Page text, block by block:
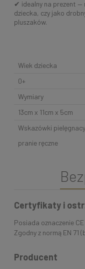
✔ idealny na prezent —
dziecka, czy jako
pluszaków.
Wiek dziecka
0+
Wymiary
13cm x 11cm x 5cm
Wskazówki
pranie ręczne
Certyfikaty i
Posiada oznaczenie
Zgodny z normą EN 71
Producent